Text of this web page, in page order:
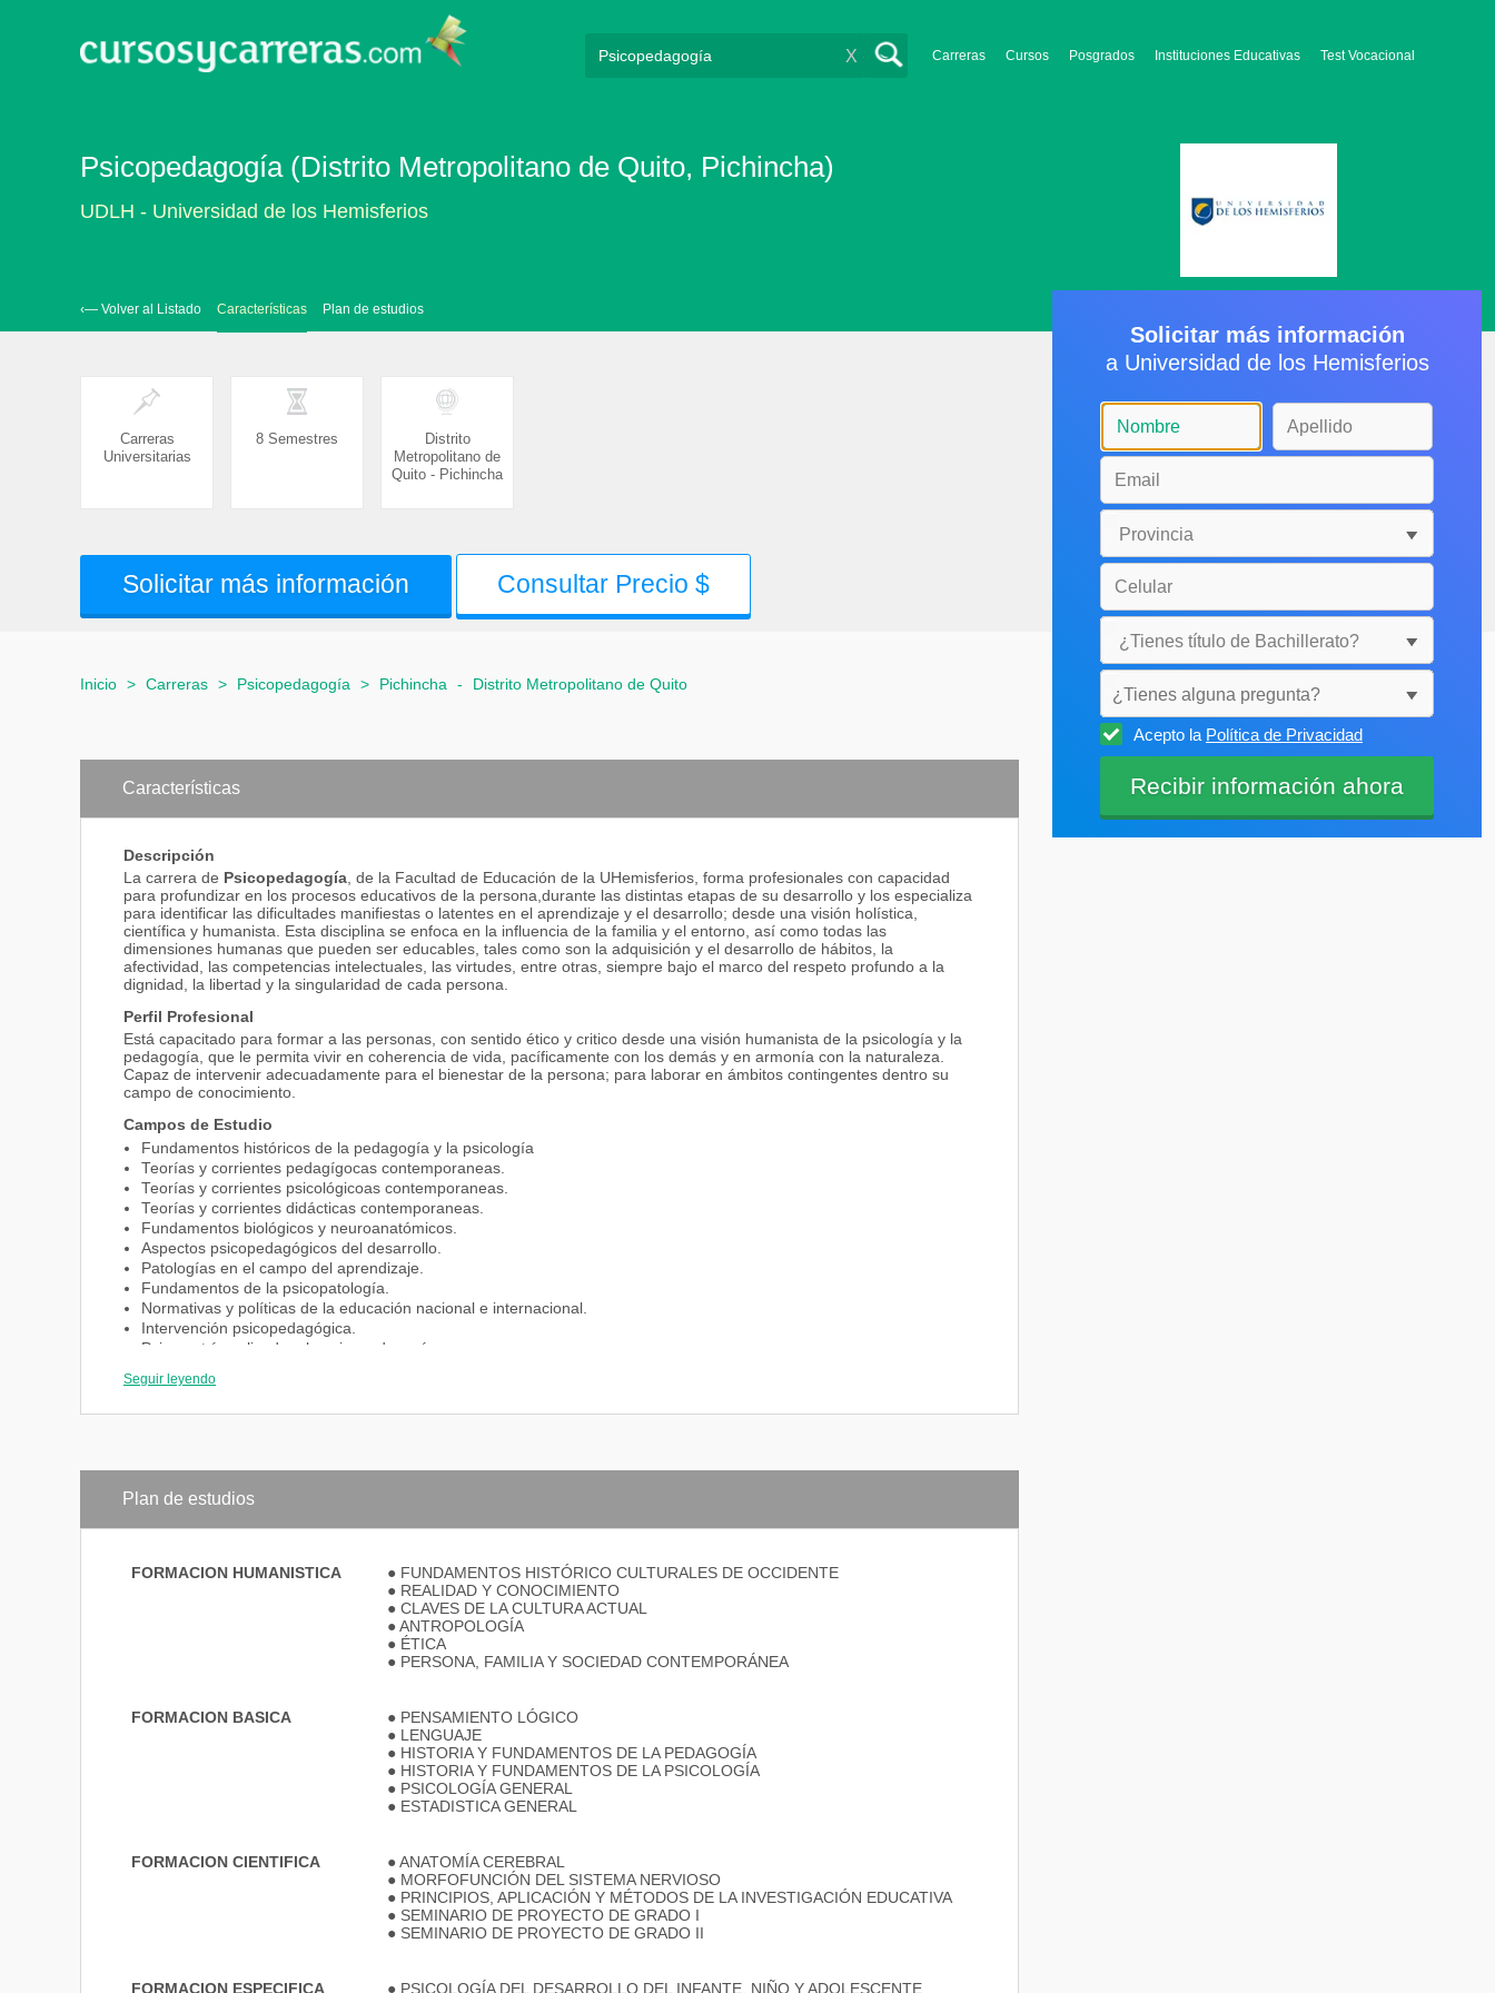
Carreras Cursos Posgrados Instituciones Educativas Test Vocacional
X
Psicopedagogía (Distrito Metropolitano de Quito, Pichincha)
UDLH - Universidad de los Hemisferios
‹— Volver al Listado Características Plan de estudios
Carreras
Universitarias
8 Semestres
Distrito
Metropolitano de
Quito - Pichincha
Solicitar más información Consultar Precio $
Inicio > Carreras > Psicopedagogía > Pichincha - Distrito Metropolitano de Quito
Características
Descripción
La carrera de Psicopedagogía, de la Facultad de Educación de la UHemisferios, forma profesionales con capacidad
para profundizar en los procesos educativos de la persona,durante las distintas etapas de su desarrollo y los especializa
para identificar las dificultades manifiestas o latentes en el aprendizaje y el desarrollo; desde una visión holística,
científica y humanista. Esta disciplina se enfoca en la influencia de la familia y el entorno, así como todas las
dimensiones humanas que pueden ser educables, tales como son la adquisición y el desarrollo de hábitos, la
afectividad, las competencias intelectuales, las virtudes, entre otras, siempre bajo el marco del respeto profundo a la
dignidad, la libertad y la singularidad de cada persona.
Perfil Profesional
Está capacitado para formar a las personas, con sentido ético y critico desde una visión humanista de la psicología y la
pedagogía, que le permita vivir en coherencia de vida, pacíficamente con los demás y en armonía con la naturaleza.
Capaz de intervenir adecuadamente para el bienestar de la persona; para laborar en ámbitos contingentes dentro su
campo de conocimiento.
Campos de Estudio
Fundamentos históricos de la pedagogía y la psicología
Teorías y corrientes pedagígocas contemporaneas.
Teorías y corrientes psicológicoas contemporaneas.
Teorías y corrientes didácticas contemporaneas.
Fundamentos biológicos y neuroanatómicos.
Aspectos psicopedagógicos del desarrollo.
Patologías en el campo del aprendizaje.
Fundamentos de la psicopatología.
Normativas y políticas de la educación nacional e internacional.
Intervención psicopedagógica.
Psicometría aplicada a la psicopedagogía.
Atención a la vulnerabilidad.
Seguir leyendo
Plan de estudios
FORMACION HUMANISTICA
● FUNDAMENTOS HISTÓRICO CULTURALES DE OCCIDENTE
● REALIDAD Y CONOCIMIENTO
● CLAVES DE LA CULTURA ACTUAL
● ANTROPOLOGÍA
● ÉTICA
● PERSONA, FAMILIA Y SOCIEDAD CONTEMPORÁNEA
FORMACION BASICA
● PENSAMIENTO LÓGICO
● LENGUAJE
● HISTORIA Y FUNDAMENTOS DE LA PEDAGOGÍA
● HISTORIA Y FUNDAMENTOS DE LA PSICOLOGÍA
● PSICOLOGÍA GENERAL
● ESTADISTICA GENERAL
FORMACION CIENTIFICA
● ANATOMÍA CEREBRAL
● MORFOFUNCIÓN DEL SISTEMA NERVIOSO
● PRINCIPIOS, APLICACIÓN Y MÉTODOS DE LA INVESTIGACIÓN EDUCATIVA
● SEMINARIO DE PROYECTO DE GRADO I
● SEMINARIO DE PROYECTO DE GRADO II
FORMACION ESPECIFICA
● PSICOLOGÍA DEL DESARROLLO DEL INFANTE, NIÑO Y ADOLESCENTE
Solicitar más información
a Universidad de los Hemisferios
¿Tienes alguna pregunta?
Selecciónala
Acepto la Política de Privacidad